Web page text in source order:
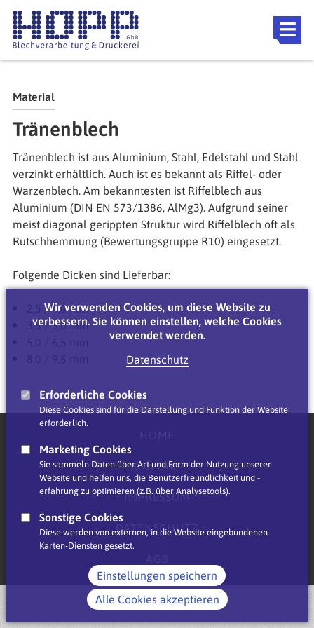
Wir verwenden Cookies, um diese Website zu
verbessern. Sie können einstellen, welche Cookies
verwendet werden.
Datenschutz
Erforderliche Cookies
Diese Cookies sind für die Darstellung und Funktion der Website
erforderlich.
Marketing Cookies
Sie sammeln Daten über Art und Form der Nutzung unserer
Website und helfen uns, die Benutzerfreundlichkeit und -
erfahrung zu optimieren (z.B. über Analysetools).
Sonstige Cookies
Diese werden von externen, in die Website eingebundenen
Karten-Diensten gesetzt.
Einstellungen speichern
Alle Cookies akzeptieren
Direkt zum Inhalt
Referenzen
Downloads
Event Location
Material
Tränenblech
Tränenblech ist aus Aluminium, Stahl, Edelstahl und Stahl
verzinkt erhältlich. Auch ist es bekannt als Riffel- oder
Warzenblech. Am bekanntesten ist Riffelblech aus
Aluminium (DIN EN 573/1386, AlMg3). Aufgrund seiner
meist diagonal gerippten Struktur wird Riffelblech oft als
Rutschhemmung (Bewertungsgruppe R10) eingesetzt.
Folgende Dicken sind Lieferbar:
2,5 / 4,0 mm
3,5 / 5,0 mm
KONTAKT
IMPRESSUM
DATENSCHUTZ